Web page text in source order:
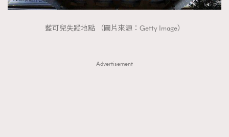
藍可兒失蹤地點 （圖片來源：Getty Image）
Advertisement